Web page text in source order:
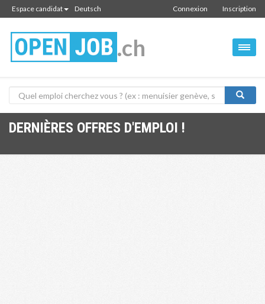
Espace candidat Deutsch Inscription
Connexion
.ch
DERNIÈRES OFFRES D'EMPLOI !